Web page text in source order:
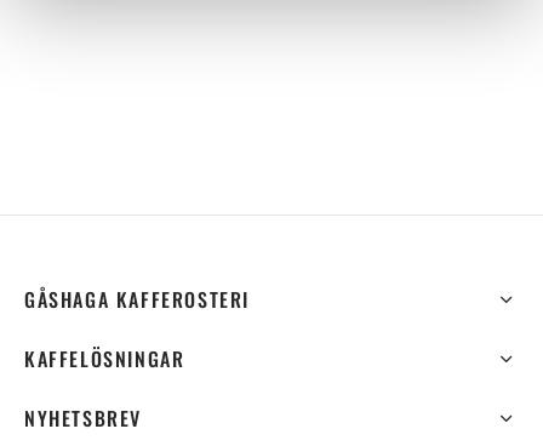
GÅSHAGA KAFFEROSTERI
KAFFELÖSNINGAR
NYHETSBREV